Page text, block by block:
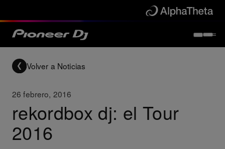
Volver a Noticias
26 febrero, 2016
rekordbox dj: el Tour
2016